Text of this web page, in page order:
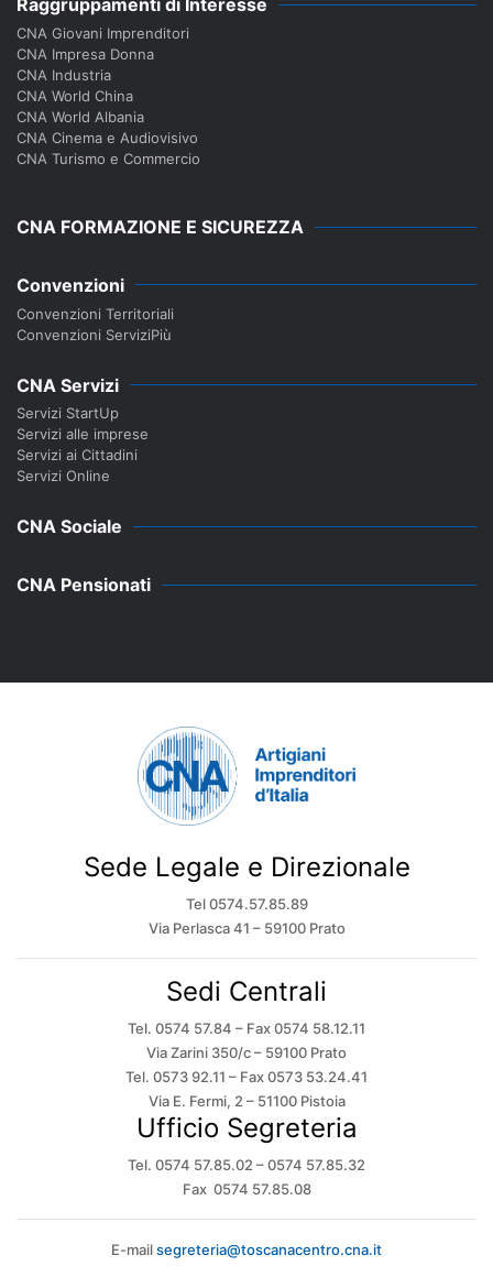
Raggruppamenti di Interesse
CNA Giovani Imprenditori
CNA Impresa Donna
CNA Industria
CNA World China
CNA World Albania
CNA Cinema e Audiovisivo
CNA Turismo e Commercio
CNA FORMAZIONE E SICUREZZA
Convenzioni
Convenzioni Territoriali
Convenzioni ServiziPiù
CNA Servizi
Servizi StartUp
Servizi alle imprese
Servizi ai Cittadini
Servizi Online
CNA Sociale
CNA Pensionati
Sede Legale e Direzionale
Tel 0574.57.85.89
Via Perlasca 41 – 59100 Prato
Sedi Centrali
Tel. 0574 57.84 – Fax 0574 58.12.11
Via Zarini 350/c – 59100 Prato
Tel. 0573 92.11 – Fax 0573 53.24.41
Via E. Fermi, 2 – 51100 Pistoia
Ufficio Segreteria
Tel. 0574 57.85.02 – 0574 57.85.32
Fax 0574 57.85.08
E-mailsegreteria@toscanacentro.cna.it